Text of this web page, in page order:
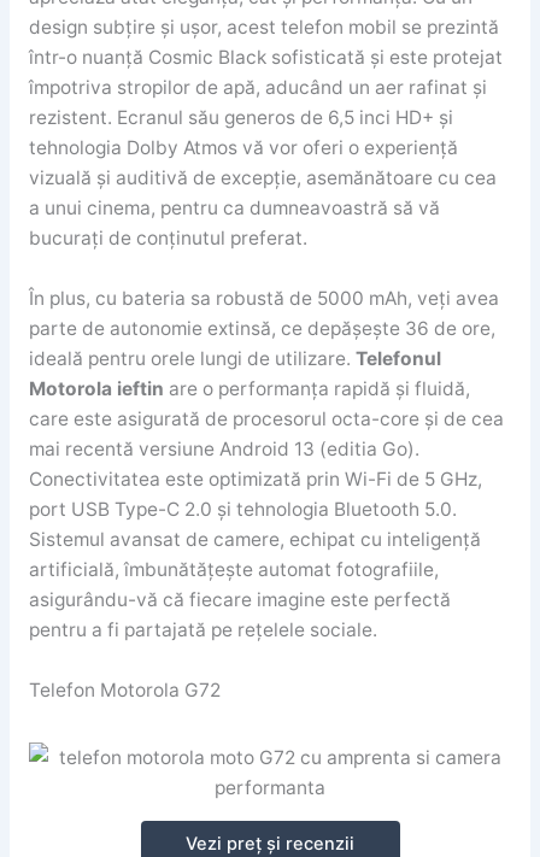
design subțire și ușor, acest telefon mobil se prezintă
într-o nuanță Cosmic Black sofisticată și este protejat
împotriva stropilor de apă, aducând un aer rafinat și
rezistent. Ecranul său generos de 6,5 inci HD+ și
tehnologia Dolby Atmos vă vor oferi o experiență
vizuală și auditivă de excepție, asemănătoare cu cea
a unui cinema, pentru ca dumneavoastră să vă
bucurați de conținutul preferat.
În plus, cu bateria sa robustă de 5000 mAh, veți avea
parte de autonomie extinsă, ce depășește 36 de ore,
ideală pentru orele lungi de utilizare. Telefonul
Motorola ieftin are o performanța rapidă și fluidă,
care este asigurată de procesorul octa-core și de cea
mai recentă versiune Android 13 (editia Go).
Conectivitatea este optimizată prin Wi-Fi de 5 GHz,
port USB Type-C 2.0 și tehnologia Bluetooth 5.0.
Sistemul avansat de camere, echipat cu inteligență
artificială, îmbunătățește automat fotografiile,
asigurându-vă că fiecare imagine este perfectă
pentru a fi partajată pe rețelele sociale.
Telefon Motorola G72
Vezi preț și recenzii